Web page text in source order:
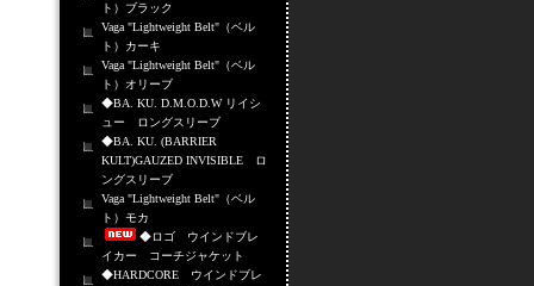
ト）ブラック
Vaga "Lightweight Belt"（ベル
ト）カーキ
Vaga "Lightweight Belt"（ベル
ト）オリーブ
◆BA. KU. D.M.O.D.W リイシ
ュー ロングスリーブ
◆BA. KU. (BARRIER
KULT)GAUZED INVISIBLE ロ
ングスリーブ
Vaga "Lightweight Belt"（ベル
ト）モカ
◆ロゴ ウインドブレ
イカー コーチジャケット
◆HARDCORE ウインドブレ